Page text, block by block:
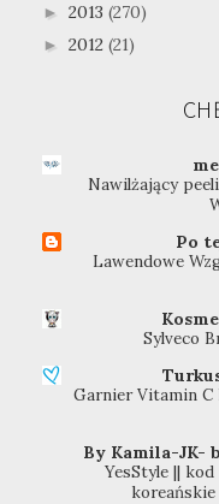
► 2013 (270)
► 2012 (21)
Nawilżający
Po
Lawendowe
Sylveco
Garnier Vitamin
By Kamila-JK-
YesStyle ||